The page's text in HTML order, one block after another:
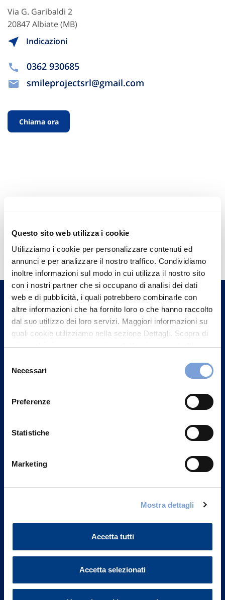
Questo sito web utilizza i cookie
Utilizziamo i cookie per personalizzare contenuti ed
annunci e per analizzare il nostro traffico. Condividiamo
inoltre informazioni sul modo in cui utilizza il nostro sito
con i nostri partner che si occupano di analisi dei dati
web e di pubblicità, i quali potrebbero combinarle con
altre informazioni che ha fornito loro o che hanno raccolto
dal suo utilizzo dei loro servizi. Maggiori informazioni su
quali cookie utilizziamo nella sezione Dettagli. Scopra di
più su chi siamo, come può contattarci e come trattiamo i
può trovare nel footer del sito nella sezione "Informativa
delNecessari
Preferenze
Statistiche
Marketing
Mostra dettagli
Accetta tutti
Accetta selezionati
Via G. Garibaldi 2
20847 Albiate (MB)
Indicazioni
0362 930685
smileprojectsrl@gmail.com
Chiama ora
Hai bisogno di
informazioni?
Trova l'Agenzia più vicina a te e parla con
un nostro Agente.
Contattaci
Vittoria Assicurazioni S.p.A.
Governance